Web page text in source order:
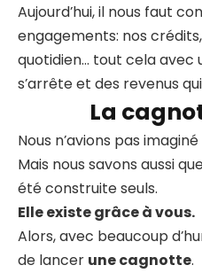
Aujourd’hui, il nous faut
engagements: nos
quotidien… tout cela avec
s’arrête et des revenus
La
Nous n’avions pas
Mais nous savons aussi
été construite seuls.
Elle existe grâce à vous.
Alors, avec beaucoup
de lancer une cagnotte.